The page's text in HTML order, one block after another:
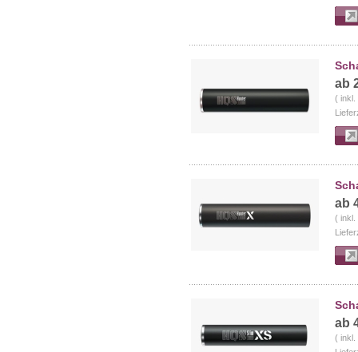
ab
( inkl.
ab
( inkl.
ab
( inkl.